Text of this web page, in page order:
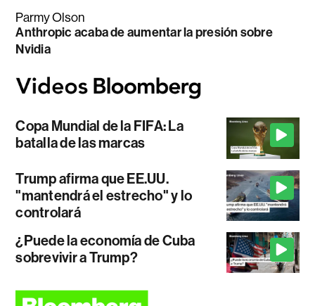
Parmy Olson
Anthropic acaba de aumentar la presión sobre
Nvidia
Copa Mundial de la FIFA: La
batalla de las marcas
Trump afirma que EE.UU.
"mantendrá el estrecho" y lo
controlará
¿Puede la economía de Cuba
sobrevivir a Trump?